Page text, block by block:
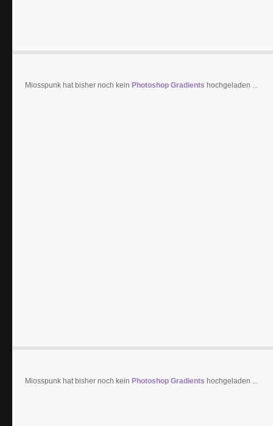
Miosspunk hat bisher noch kein Photoshop Gradients hochgeladen ...
Miosspunk hat bisher noch kein Photoshop Gradients hochgeladen ...